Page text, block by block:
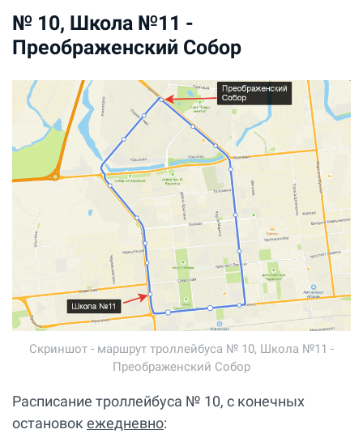
№ 10, Школа №11 -
Преображенский Собор
Скриншот - маршрут троллейбуса № 10, Школа №11 -
Преображенский Собор
Расписание троллейбуса № 10, с конечных
остановок ежедневно: